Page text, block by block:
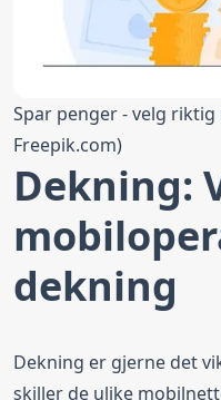
Spar penger - velg
Freepik.com)
Dekning:
dekning
Dekning er gjerne det
skiller de ulike